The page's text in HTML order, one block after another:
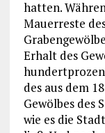
hatten.
Mauerreste
Erhalt des
des aus dem
Gewölbes des
wie es die